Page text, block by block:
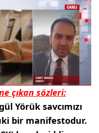
çıkan sözleri:
Yörük savcımızı
bir manifestodur.